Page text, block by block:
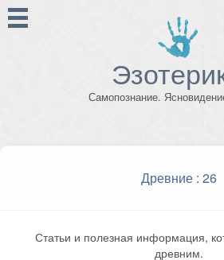
Самопознание.
Древние: 26
Статьи и полезная информация,
древним.